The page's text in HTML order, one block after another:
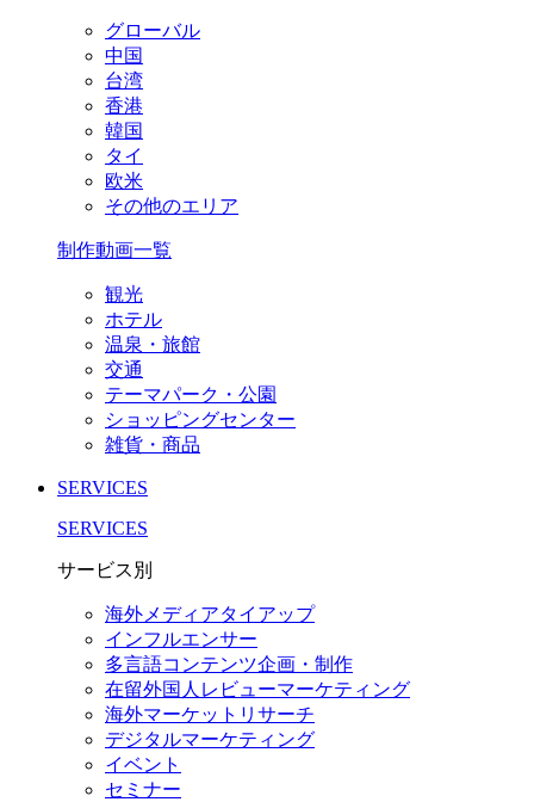
グローバル
中国
台湾
香港
韓国
タイ
欧米
その他のエリア
制作動画一覧
観光
ホテル
温泉・旅館
交通
テーマパーク・公園
ショッピングセンター
雑貨・商品
SERVICES
SERVICES
サービス別
海外メディアタイアップ
インフルエンサー
多言語コンテンツ企画・制作
在留外国⼈レビューマーケティング
海外マーケットリサーチ
デジタルマーケティング
イベント
セミナー